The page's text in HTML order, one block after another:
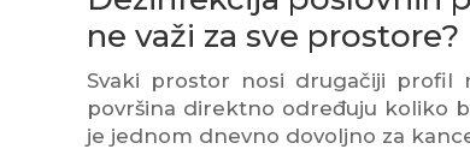
ne važi za sve prostore?
Svaki prostor nosi drugačiji profil
površina direktno određuju koliko
je jednom dnevno dovoljno za